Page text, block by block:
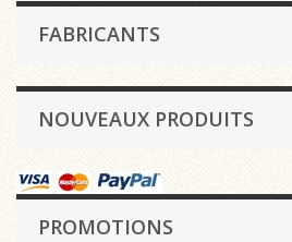
FABRICANTS
NOUVEAUX PRODUITS
PROMOTIONS